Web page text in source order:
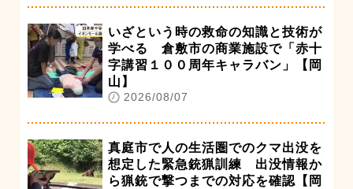
いざという時の救命の知識と技術が
学べる 倉敷市の商業施設で「赤十
字講習１００周年キャラバン」【岡
山】
2026/08/07
真庭市で人の生活圏でのクマ出没を
想定した緊急銃猟訓練 出没情報か
ら猟銃で撃つまでの対応を確認【岡